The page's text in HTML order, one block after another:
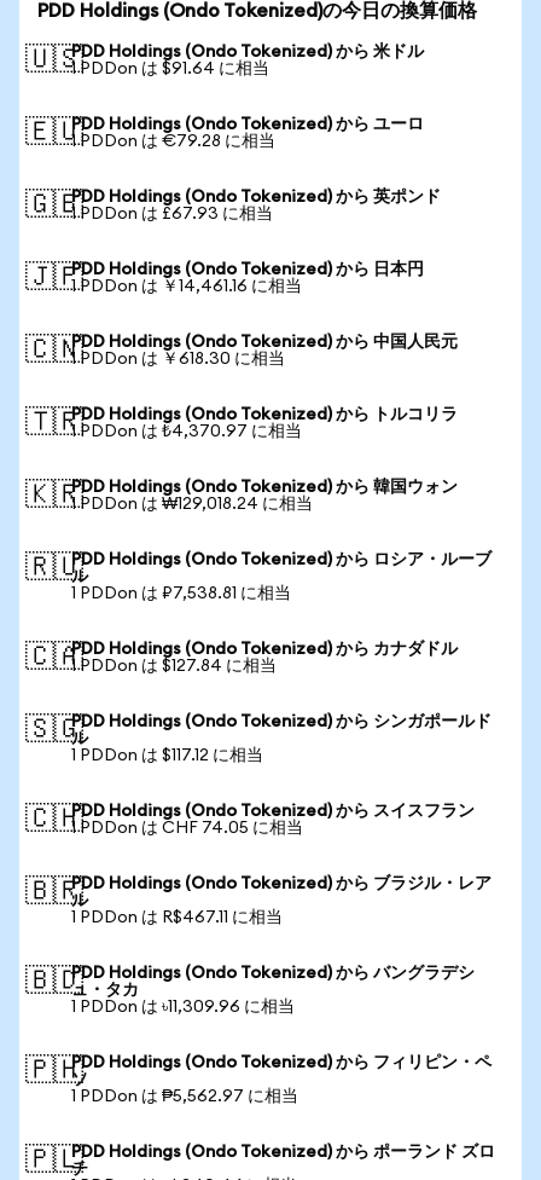
PDD Holdings (Ondo Tokenized)の今日の換算価格
🇺🇸PDD Holdings (Ondo Tokenized) から 米ドル
1 PDDon は $91.64 に相当
🇪🇺PDD Holdings (Ondo Tokenized) から ユーロ
1 PDDon は €79.28 に相当
🇬🇧PDD Holdings (Ondo Tokenized) から 英ポンド
1 PDDon は £67.93 に相当
🇯🇵PDD Holdings (Ondo Tokenized) から 日本円
1 PDDon は ￥14,461.16 に相当
🇨🇳PDD Holdings (Ondo Tokenized) から 中国人民元
1 PDDon は ￥618.30 に相当
🇹🇷PDD Holdings (Ondo Tokenized) から トルコリラ
1 PDDon は ₺4,370.97 に相当
🇰🇷PDD Holdings (Ondo Tokenized) から 韓国ウォン
1 PDDon は ₩129,018.24 に相当
🇷🇺PDD Holdings (Ondo Tokenized) から ロシア・ルーブ
ル
1 PDDon は ₽7,538.81 に相当
🇨🇦PDD Holdings (Ondo Tokenized) から カナダドル
1 PDDon は $127.84 に相当
🇸🇬PDD Holdings (Ondo Tokenized) から シンガポールド
ル
1 PDDon は $117.12 に相当
🇨🇭PDD Holdings (Ondo Tokenized) から スイスフラン
1 PDDon は CHF 74.05 に相当
🇧🇷PDD Holdings (Ondo Tokenized) から ブラジル・レア
ル
1 PDDon は R$467.11 に相当
🇧🇩PDD Holdings (Ondo Tokenized) から バングラデシ
ュ・タカ
1 PDDon は ৳11,309.96 に相当
🇵🇭PDD Holdings (Ondo Tokenized) から フィリピン・ペ
ソ
1 PDDon は ₱5,562.97 に相当
🇵🇱PDD Holdings (Ondo Tokenized) から ポーランド ズロ
チ